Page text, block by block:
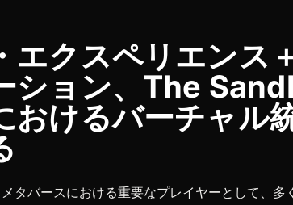
エクスペリエンス
ション、The
おけるバーチャル
タバースにおける重要なプレイヤーとして、多